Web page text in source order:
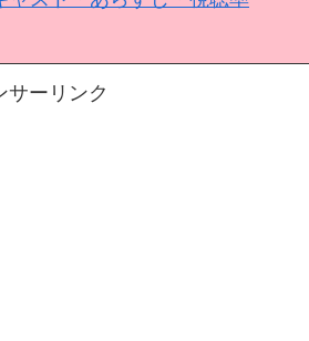
サーリンク